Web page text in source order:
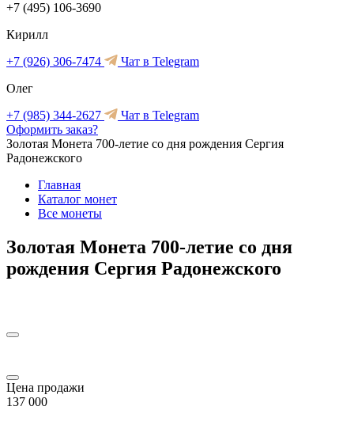
+7 (495) 106-3690
Кирилл
+7 (926) 306-7474
Чат в Telegram
Олег
+7 (985) 344-2627
Чат в Telegram
Оформить заказ?
Золотая Монета 700-летие со дня рождения Сергия
Радонежского
Главная
Каталог монет
Все монеты
Золотая Монета 700-летие со дня
рождения Сергия Радонежского
Цена продажи
137 000